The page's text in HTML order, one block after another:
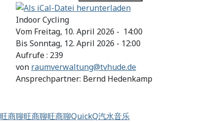
Indoor Cycling
Vom Freitag, 10. April 2026 - 14:00
Bis Sonntag, 12. April 2026 - 12:00
Aufrufe: 239
von raumverwaltung@tvhude.de
Ansprechpartner: Bernd Hedenkamp
旺商聊旺商聊旺商聊QuickQ汽水音乐